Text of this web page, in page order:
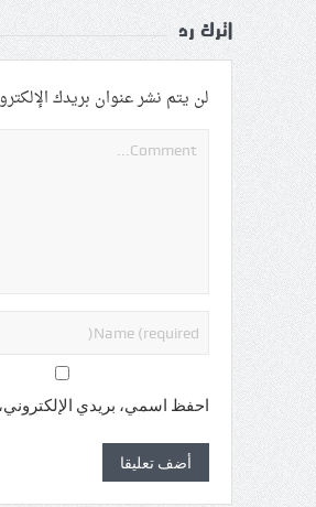
اترك رد
لن يتم نشر عنوان بريدك
احفظ اسمي، بريدي